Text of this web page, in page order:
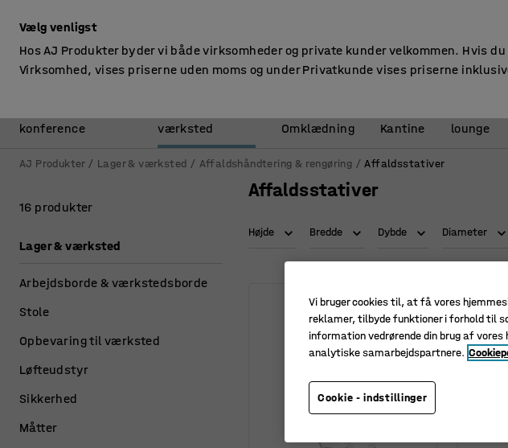
konference
værksted
Omklædning Kantine
lounge
AJ Produkter Lager & værksted Affaldshåndtering & rengøring Affaldsstativer
Affaldsstativer
Højde Bredde Dybde Diameter
16 produkter
Lager & værksted
Arbejdsborde & værkstedsborde
Stole
Opbevaring til værksted
Løfteudstyr
Sikkerhed
Måtter
Vælg venligst
Hos AJ Produkter byder vi både virksomheder og private kunder velkommen. Hvis
Virksomhed, vises priserne uden moms og under Privatkunde vises priserne
Vi bruger cookies til, at få vores
reklamer, tilbyde funktioner i forhold til
information vedrørende din brug af vores
analytiske samarbejdspartnere.
Cookie - indstillinger